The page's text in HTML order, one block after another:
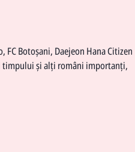
Botoșani, Daejeon Hana Citizen
timpului și alți români importanți,